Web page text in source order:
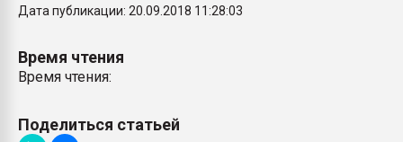
Дата публикации: 20.09.2018 11:28:03
Время чтения
Время чтения:
Поделиться статьей